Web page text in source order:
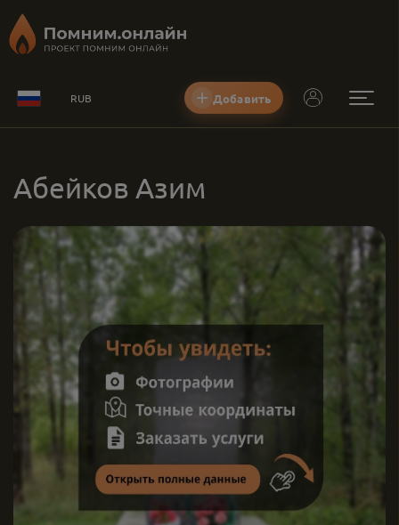
RUB Добавить
Абейков Азим